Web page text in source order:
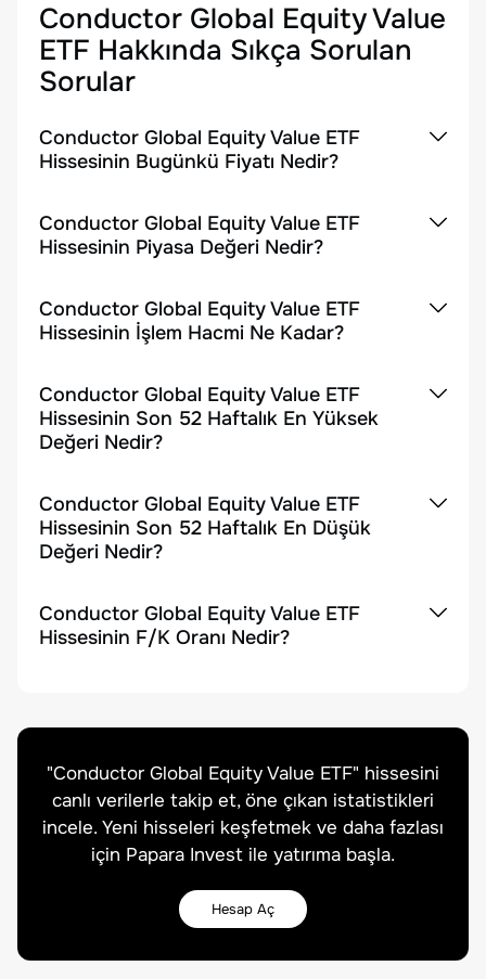
Conductor Global Equity Value
ETF Hakkında Sıkça Sorulan
Sorular
Conductor Global Equity Value ETF
Hissesinin Bugünkü Fiyatı Nedir?
Conductor Global Equity Value ETF
Hissesinin Piyasa Değeri Nedir?
Conductor Global Equity Value ETF
Hissesinin İşlem Hacmi Ne Kadar?
Conductor Global Equity Value ETF
Hissesinin Son 52 Haftalık En Yüksek
Değeri Nedir?
Conductor Global Equity Value ETF
Hissesinin Son 52 Haftalık En Düşük
Değeri Nedir?
Conductor Global Equity Value ETF
Hissesinin F/K Oranı Nedir?
"Conductor Global Equity Value ETF" hissesini
canlı verilerle takip et, öne çıkan istatistikleri
incele. Yeni hisseleri keşfetmek ve daha fazlası
için Papara Invest ile yatırıma başla.
Hesap Aç